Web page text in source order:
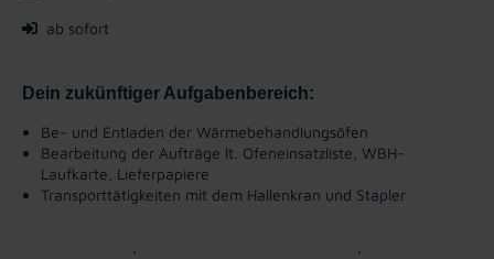
ab sofort
Dein zukünftiger Aufgabenbereich:
Be- und Entladen der Wärmebehandlungsöfen
Bearbeitung der Aufträge lt. Ofeneinsatzliste, WBH-
Laufkarte, Lieferpapiere
Transporttätigkeiten mit dem Hallenkran und Stapler